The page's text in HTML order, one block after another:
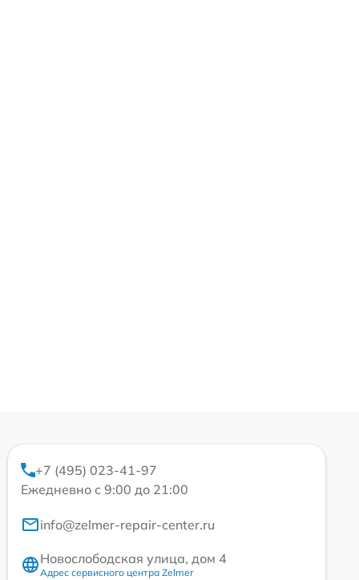
+7 (495) 023-41-97
Ежедневно с 9:00 до 21:00
info@zelmer-repair-center.ru
Новослободская улица, дом 4
Адрес сервисного центра Zelmer